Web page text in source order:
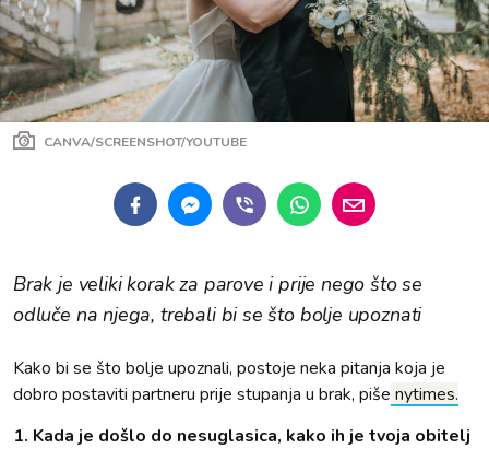
CANVA/SCREENSHOT/YOUTUBE
Brak je veliki korak za parove i prije nego što se
odluče na njega, trebali bi se što bolje upoznati
Kako bi se što bolje upoznali, postoje neka pitanja koja je
dobro postaviti partneru prije stupanja u brak, piše nytimes.
1. Kada je došlo do nesuglasica, kako ih je tvoja obitelj